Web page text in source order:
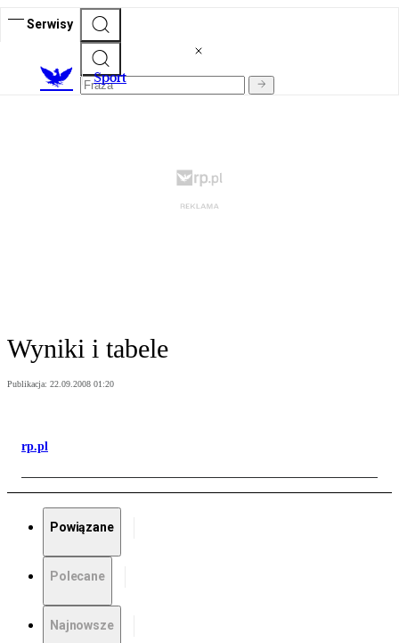
Serwisy
Sport
Wyniki i tabele
Publikacja: 22.09.2008 01:20
rp.pl
Powiązane
Polecane
Najnowsze